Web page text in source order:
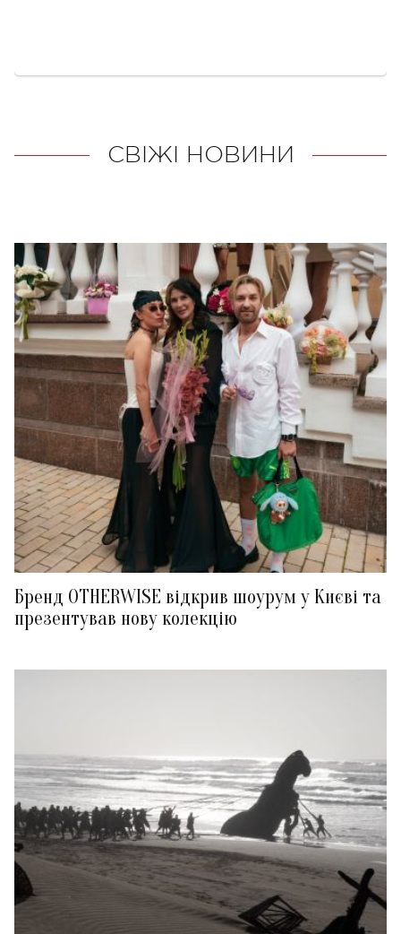
СВІЖІ НОВИНИ
Бренд OTHERWISE відкрив шоурум у Києві та
презентував нову колекцію